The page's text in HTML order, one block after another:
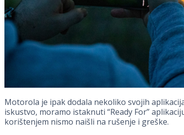
Motorola je ipak dodala nekoliko svojih
iskustvo, moramo istaknuti “Ready For”
korištenjem nismo naišli na rušenje i greške.